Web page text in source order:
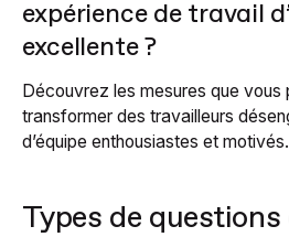
expérience de travail
excellente ?
Découvrez les mesures que vous
transformer des travailleurs
d’équipe enthousiastes et motivés.
Types de questions